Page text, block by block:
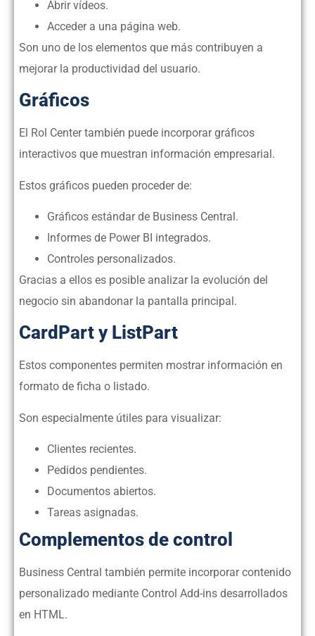
Abrir vídeos.
Acceder a una página web.
Son uno de los elementos que más contribuyen a
mejorar la productividad del usuario.
Gráficos
El Rol Center también puede incorporar gráficos
interactivos que muestran información empresarial.
Estos gráficos pueden proceder de:
Gráficos estándar de Business Central.
Informes de Power BI integrados.
Controles personalizados.
Gracias a ellos es posible analizar la evolución del
negocio sin abandonar la pantalla principal.
CardPart y ListPart
Estos componentes permiten mostrar información en
formato de ficha o listado.
Son especialmente útiles para visualizar:
Clientes recientes.
Pedidos pendientes.
Documentos abiertos.
Tareas asignadas.
Complementos de control
Business Central también permite incorporar contenido
personalizado mediante Control Add-ins desarrollados
en HTML.